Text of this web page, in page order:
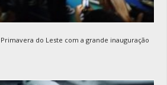
do Leste com a grande inauguração